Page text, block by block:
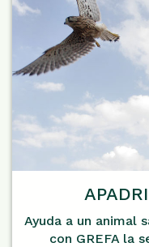
Ayuda a un animal
con GREFA la